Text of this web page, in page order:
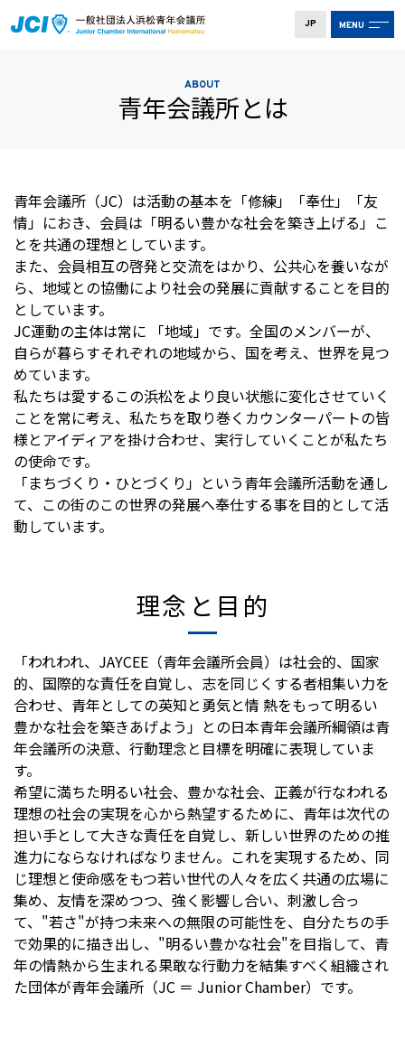
JP MENU
ABOUT
青年会議所とは
青年会議所（JC）は活動の基本を「修練」「奉仕」「友
情」におき、会員は「明るい豊かな社会を築き上げる」こ
とを共通の理想としています。
また、会員相互の啓発と交流をはかり、公共心を養いなが
ら、地域との協働により社会の発展に貢献することを目的
としています。
JC運動の主体は常に 「地域」です。全国のメンバーが、
自らが暮らすそれぞれの地域から、国を考え、世界を見つ
めています。
私たちは愛するこの浜松をより良い状態に変化させていく
ことを常に考え、私たちを取り巻くカウンターパートの皆
様とアイディアを掛け合わせ、実行していくことが私たち
の使命です。
「まちづくり・ひとづくり」という青年会議所活動を通し
て、この街のこの世界の発展へ奉仕する事を目的として活
動しています。
理念と目的
「われわれ、JAYCEE（青年会議所会員）は社会的、国家
的、国際的な責任を自覚し、志を同じくする者相集い力を
合わせ、青年としての英知と勇気と情 熱をもって明るい
豊かな社会を築きあげよう」との日本青年会議所綱領は青
年会議所の決意、行動理念と目標を明確に表現していま
す。
希望に満ちた明るい社会、豊かな社会、正義が行なわれる
理想の社会の実現を心から熱望するために、青年は次代の
担い手として大きな責任を自覚し、新しい世界のための推
進力にならなければなりません。これを実現するため、同
じ理想と使命感をもつ若い世代の人々を広く共通の広場に
集め、友情を深めつつ、強く影響し合い、刺激し合っ
て、"若さ"が持つ未来への無限の可能性を、自分たちの手
で効果的に描き出し、"明るい豊かな社会"を目指して、青
年の情熱から生まれる果敢な行動力を結集すべく組織され
た団体が青年会議所（JC ＝ Junior Chamber）です。